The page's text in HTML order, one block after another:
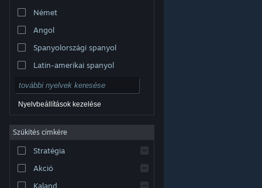
védjegyek jogos tulajdonosaiké az Egyesült
szabályzat
| Jogi információk
Steam előfizetői szerződés
Német
Angol
Spanyolországi spanyol
Latin-amerikai spanyol
Nyelvbeállítások kezelése
Szűkítés címkére
Stratégia
Akció
Kaland